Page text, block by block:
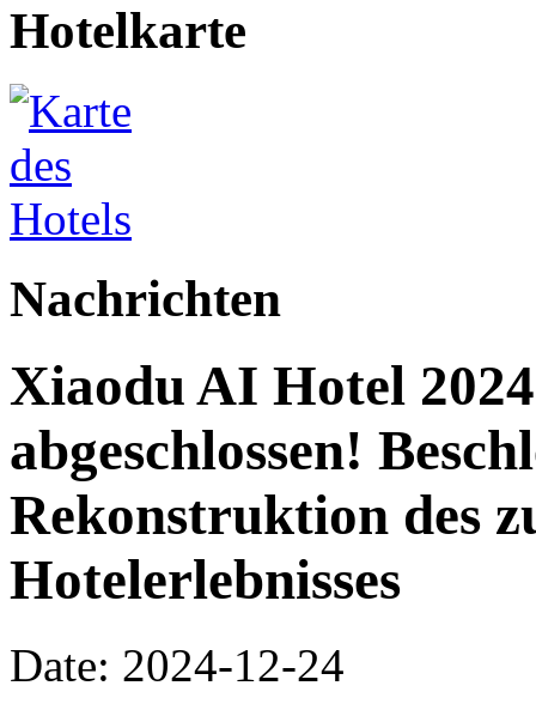
Hotelkarte
Nachrichten
Xiaodu AI Hotel
abgeschlossen!
Rekonstruktion des
Hotelerlebnisses
Date: 2024-12-24